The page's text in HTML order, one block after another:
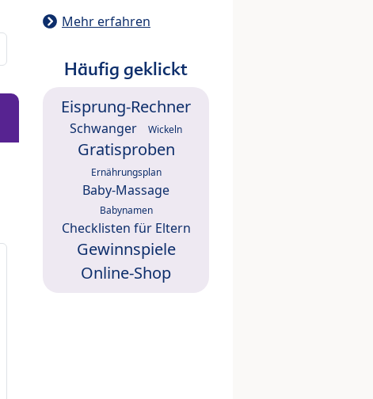
Mehr erfahren
Häufig geklickt
Eisprung-Rechner
Schwanger Wickeln
Gratisproben
Ernährungsplan
Baby-Massage
Babynamen
Checklisten für Eltern
Gewinnspiele
Online-Shop